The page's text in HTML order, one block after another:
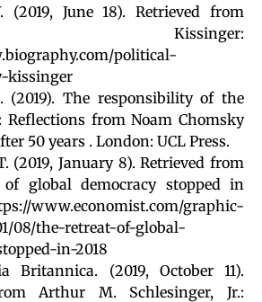
(2019, June 18). Retrieved from
Kissinger:
political-
kissinger
(2019). The responsibility of the
Reflections from Noam Chomsky
50 years . London: UCL Press.
(2019, January 8). Retrieved from
global democracy stopped in
www.economist.com/graphic-
08/the-retreat-of-global-
in-2018
Britannica. (2019, October 11).
Arthur M. Schlesinger, Jr.: